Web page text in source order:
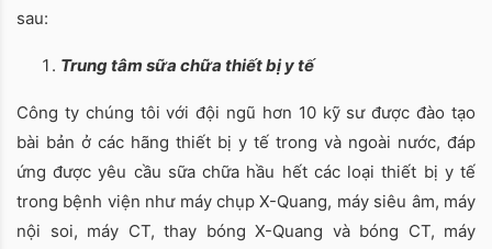
sau:
Trung tâm sữa chữa thiết bị y tế
Công ty chúng tôi với đội ngũ hơn 10 kỹ sư được đào tạo
bài bản ở các hãng thiết bị y tế trong và ngoài nước, đáp
ứng được yêu cầu sữa chữa hầu hết các loại thiết bị y tế
trong bệnh viện như máy chụp X-Quang, máy siêu âm, máy
nội soi, máy CT, thay bóng X-Quang và bóng CT, máy